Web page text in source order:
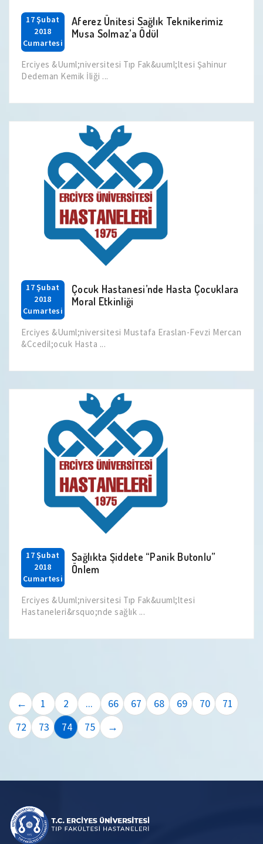
17 Şubat
2018
Cumartesi
Aferez Ünitesi Sağlık Teknikerimiz
Musa Solmaz’a Ödül
Erciyes &Uuml;niversitesi Tıp Fak&uuml;ltesi Şahinur
Dedeman Kemik İliği ...
17 Şubat
2018
Cumartesi
Çocuk Hastanesi’nde Hasta Çocuklara
Moral Etkinliği
Erciyes &Uuml;niversitesi Mustafa Eraslan-Fevzi Mercan
&Ccedil;ocuk Hasta ...
17 Şubat
2018
Cumartesi
Sağlıkta Şiddete “Panik Butonlu”
Önlem
Erciyes &Uuml;niversitesi Tıp Fak&uuml;ltesi
Hastaneleri&rsquo;nde sağlık ...
← 1 2 ... 66 67 68 69 70
71
72
73 74 75 →